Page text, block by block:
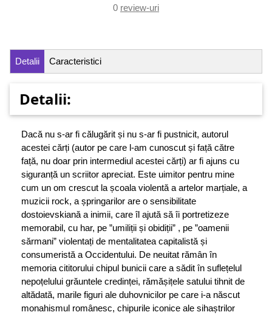
0 review-uri
Detalii Caracteristici
Detalii:
Dacă nu s-ar fi călugărit și nu s-ar fi pustnicit, autorul
acestei cărți (autor pe care l-am cunoscut și față către
față, nu doar prin intermediul acestei cărți) ar fi ajuns cu
siguranță un scriitor apreciat. Este uimitor pentru mine
cum un om crescut la școala violentă a artelor marțiale, a
muzicii rock, a șpringarilor are o sensibilitate
dostoievskiană a inimii, care îl ajută să îi portretizeze
memorabil, cu har, pe ”umiliții și obidiții” , pe ”oamenii
sărmani” violentați de mentalitatea capitalistă și
consumeristă a Occidentului. De neuitat rămân în
memoria cititorului chipul bunicii care a sădit în suflețelul
nepoțelului grăuntele credinței, rămășițele satului tihnit de
altădată, marile figuri ale duhovnicilor pe care i-a născut
monahismul românesc, chipurile iconice ale sihaștrilor